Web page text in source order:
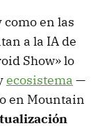
como en las
a la IA de
Show» lo
ecosistema —
en Mountain